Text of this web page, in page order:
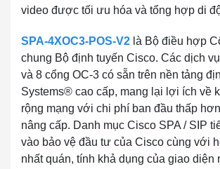
video được tối ưu hóa và tổng hợp di
SPA-4XOC3-POS-V2 là Bộ điều hợp
chung Bộ định tuyến Cisco. Các dịch
và 8 cổng OC-3 có sẵn trên nền tảng
Systems® cao cấp, mang lại lợi ích về
rộng mạng với chi phí ban đầu thấp
nâng cấp. Danh mục Cisco SPA / SIP
vào bảo vệ đầu tư của Cisco cùng với
nhất quán, tính khả dụng của giao diện